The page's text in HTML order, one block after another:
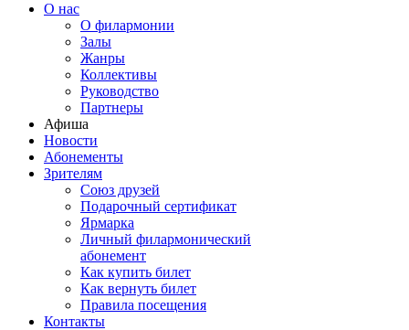
О нас
О филармонии
Залы
Жанры
Коллективы
Руководство
Партнеры
Афиша
Новости
Абонементы
Зрителям
Союз друзей
Подарочный сертификат
Ярмарка
Личный филармонический
абонемент
Как купить билет
Как вернуть билет
Правила посещения
Контакты